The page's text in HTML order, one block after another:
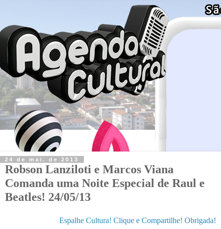
24 de mai. de 2013
Robson Lanziloti e Marcos Viana
Comanda uma Noite Especial de Raul e
Beatles! 24/05/13
Espalhe Cultura! Clique e Compartilhe! Obrigada!